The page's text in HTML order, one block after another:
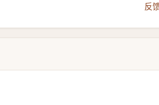
反